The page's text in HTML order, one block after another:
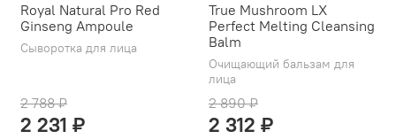
Royal Natural Pro Red
Ginseng Ampoule
Сыворотка для лица
2 788 ₽
2 231 ₽
True Mushroom LX
Perfect Melting Cleansing
Balm
Очищающий бальзам для
лица
2 890 ₽
2 312 ₽